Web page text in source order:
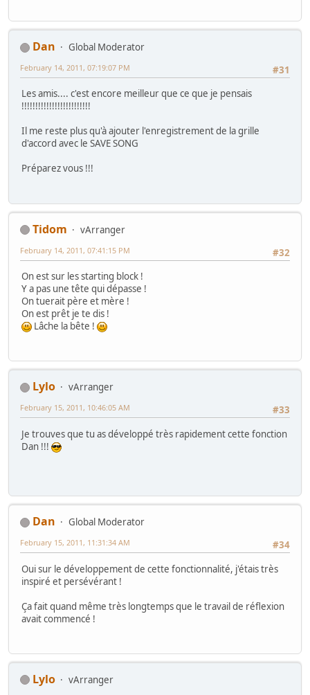
Dan
Global Moderator
#31
February 14, 2011, 07:19:07 PM
Les amis.... c'est encore meilleur que ce que je pensais
!!!!!!!!!!!!!!!!!!!!!!!!!
Il me reste plus qu'à ajouter l'enregistrement de la grille
d'accord avec le SAVE SONG
Préparez vous !!!
Tidom
vArranger
#32
February 14, 2011, 07:41:15 PM
On est sur les starting block !
Y a pas une tête qui dépasse !
On tuerait père et mère !
On est prêt je te dis !
Lâche la bête !
Lylo
vArranger
#33
February 15, 2011, 10:46:05 AM
Je trouves que tu as développé très rapidement cette fonction
Dan !!!
Dan
Global Moderator
#34
February 15, 2011, 11:31:34 AM
Oui sur le développement de cette fonctionnalité, j'étais très
inspiré et persévérant !
Ça fait quand même très longtemps que le travail de réflexion
avait commencé !
Lylo
vArranger